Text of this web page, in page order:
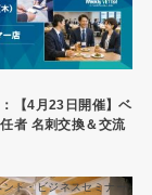
【4月23日開催】ベ
者 名刺交換＆交流
ント・ビジネスセミナー